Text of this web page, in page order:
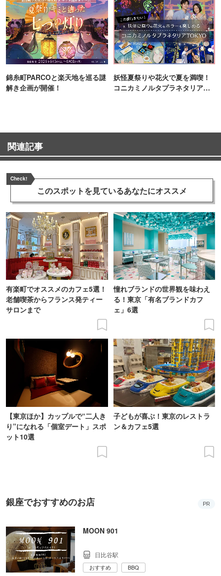
錦糸町PARCOと楽天地を巡る謎
解き企画が開催！
妖怪夏祭りや花火で夏を満喫！
コニカミノルタプラネタリア
関連記事
Check!
このスポットを見ているあなたにオススメ
有楽町でオススメのカフェ5選！
老舗喫茶からフランス発ティー
サロンまで
憧れブランドの世界観を味わえ
る！東京「有名ブランドカフ
ェ」6選
【東京ほか】カップルで“二人き
り”になれる「個室デート」スポ
ット10選
子どもが喜ぶ！東京のレストラ
ン＆カフェ5選
銀座でおすすめのお店 PR
MOON 901
日比谷駅
おすすめ BBQ